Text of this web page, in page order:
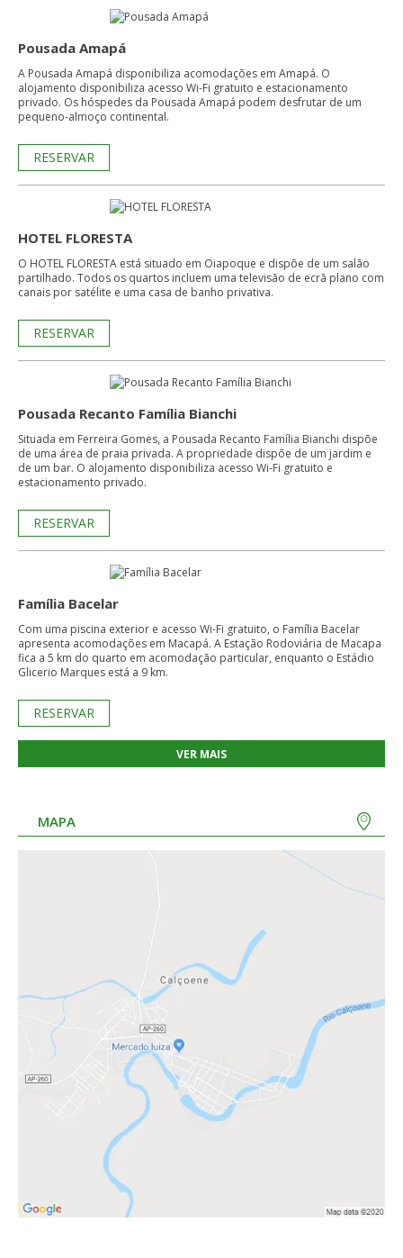
Pousada Amapá
A Pousada Amapá disponibiliza acomodações em Amapá. O
alojamento disponibiliza acesso Wi-Fi gratuito e estacionamento
privado. Os hóspedes da Pousada Amapá podem desfrutar de um
pequeno-almoço continental.
RESERVAR
HOTEL FLORESTA
O HOTEL FLORESTA está situado em Oiapoque e dispõe de um salão
partilhado. Todos os quartos incluem uma televisão de ecrã plano com
canais por satélite e uma casa de banho privativa.
RESERVAR
Pousada Recanto Família Bianchi
Situada em Ferreira Gomes, a Pousada Recanto Família Bianchi dispõe
de uma área de praia privada. A propriedade dispõe de um jardim e
de um bar. O alojamento disponibiliza acesso Wi-Fi gratuito e
estacionamento privado.
RESERVAR
Família Bacelar
Com uma piscina exterior e acesso Wi-Fi gratuito, o Família Bacelar
apresenta acomodações em Macapá. A Estação Rodoviária de Macapa
fica a 5 km do quarto em acomodação particular, enquanto o Estádio
Glicerio Marques está a 9 km.
RESERVAR
VER MAIS
MAPA